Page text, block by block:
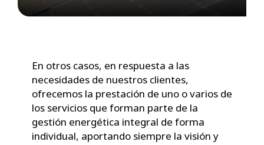
En otros casos, en respuesta a las
necesidades de nuestros clientes,
ofrecemos la prestación de uno o varios de
los servicios que forman parte de la
gestión energética integral de forma
individual, aportando siempre la visión y